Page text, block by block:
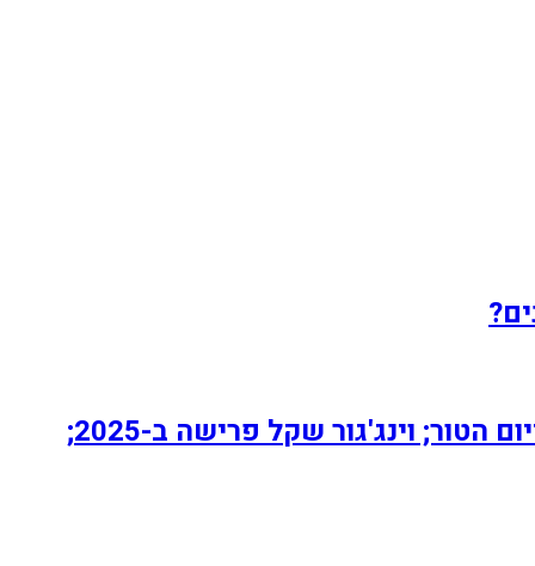
יומן מקצוענים: Quick-Step כדי להפוך ל-Soudal Safety Jogger; Evenepoel על פודיום הטור; וינג'גור שקל פרישה ב-2025;